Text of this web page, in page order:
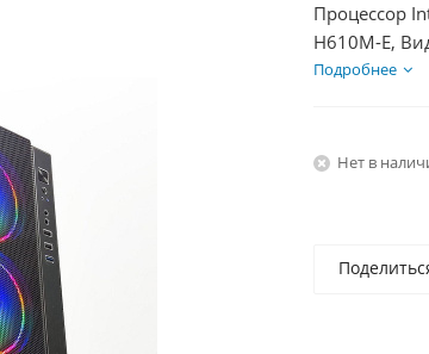
Процессор
H610M-E,
HDD 2Тб, БП
Подробнее
Нет в